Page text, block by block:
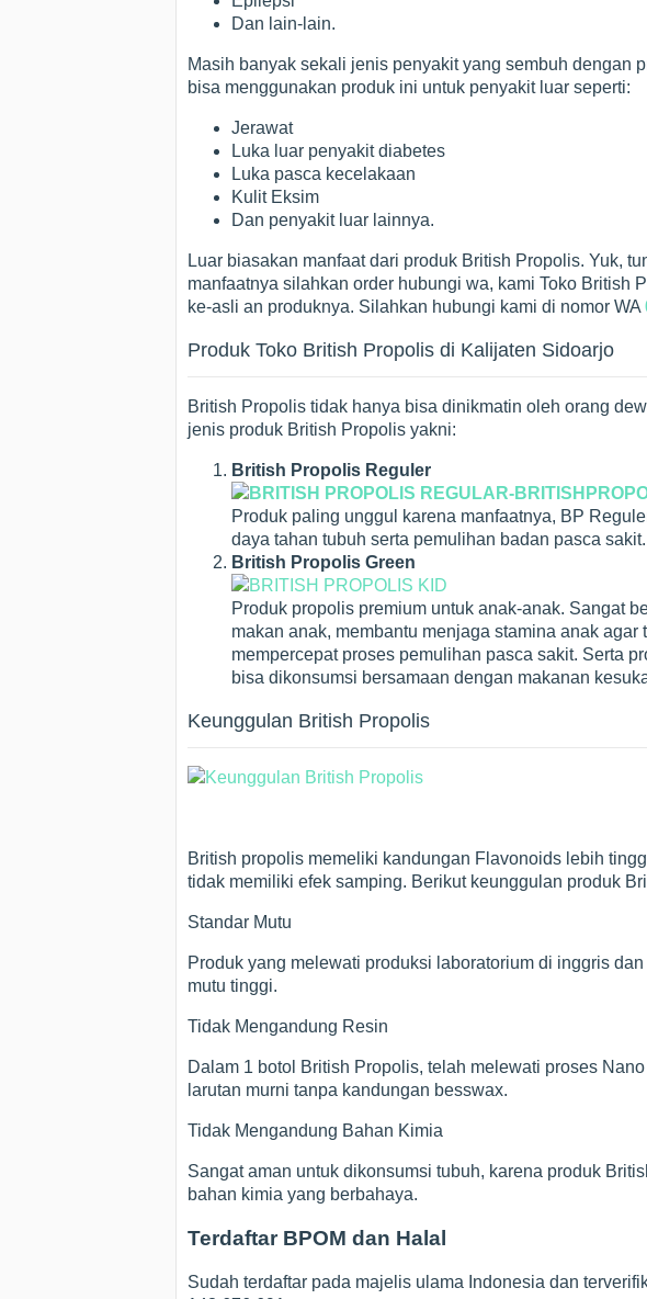
Dan lain-lain.
Masih banyak sekali jenis penyakit yang sembuh dengan
bisa menggunakan produk ini untuk penyakit luar seperti:
Jerawat
Luka luar penyakit diabetes
Luka pasca kecelakaan
Kulit Eksim
Dan penyakit luar lainnya.
Luar biasakan manfaat dari produk British Propolis. Yuk,
manfaatnya silahkan order hubungi wa, kami Toko British
ke-asli an produknya. Silahkan hubungi kami di nomor WA
Produk Toko British Propolis di Kalijaten Sidoarjo
British Propolis tidak hanya bisa dinikmatin oleh orang
jenis produk British Propolis yakni:
British Propolis Reguler
Produk paling unggul karena manfaatnya, BP
daya tahan tubuh serta pemulihan badan pasca sakit.
British Propolis Green
Produk propolis premium untuk anak-anak. Sangat
makan anak, membantu menjaga stamina anak agar
mempercepat proses pemulihan pasca sakit. Serta
bisa dikonsumsi bersamaan dengan makanan
Keunggulan British Propolis
British propolis memeliki kandungan Flavonoids lebih
tidak memiliki efek samping. Berikut keunggulan produk
Standar Mutu
Produk yang melewati produksi laboratorium di inggris
mutu tinggi.
Tidak Mengandung Resin
Dalam 1 botol British Propolis, telah melewati proses
larutan murni tanpa kandungan besswax.
Tidak Mengandung Bahan Kimia
Sangat aman untuk dikonsumsi tubuh, karena produk
bahan kimia yang berbahaya.
Terdaftar BPOM dan Halal
Sudah terdaftar pada majelis ulama Indonesia dan